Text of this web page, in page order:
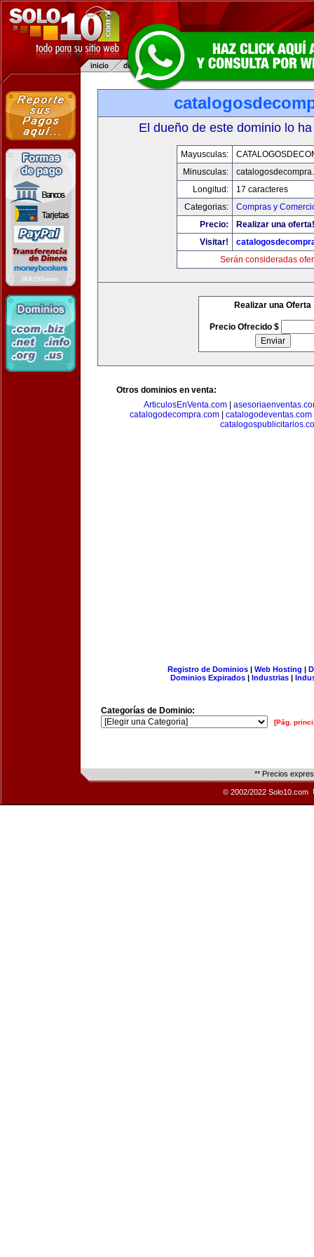
El dueño de este dominio lo
Mayusculas:
Minusculas:
Longitud:
17 caracteres
Categorias:
Compras y
Precio:
Realizar una oferta!
Visitar!
Serán consideradas
Realizar una Oferta
Precio Ofrecido $
Otros dominios en venta:
ArticulosEnVenta.com|
catalogodecompra.com| catalogodeventas.com
Registro de Dominios| Web Hosting |
Dominios Expirados | Industrias |
Categorías de Dominio:
[Pág.
** Precios
© 2002/2022 Solo10.com